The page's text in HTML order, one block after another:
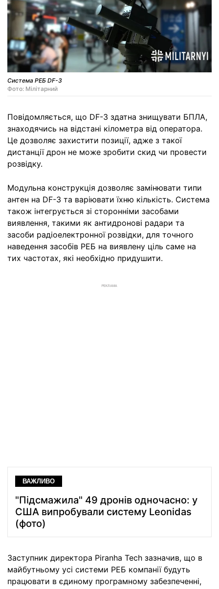
Система РЕБ DF-3
Фото: Мілітарний
Повідомляється, що DF-3 здатна знищувати БПЛА,
знаходячись на відстані кілометра від оператора.
Це дозволяє захистити позиції, адже з такої
дистанції дрон не може зробити скид чи провести
розвідку.
Модульна конструкція дозволяє замінювати типи
антен на DF-3 та варіювати їхню кількість. Система
також інтегрується зі сторонніми засобами
виявлення, такими як антидронові радари та
засоби радіоелектронної розвідки, для точного
наведення засобів РЕБ на виявлену ціль саме на
тих частотах, які необхідно придушити.
РЕКЛАМА
ВАЖЛИВО
"Підсмажила" 49 дронів одночасно: у
США випробували систему Leonidas
(фото)
Заступник директора Piranha Tech зазначив, що в
майбутньому усі системи РЕБ компанії будуть
працювати в єдиному програмному забезпеченні,